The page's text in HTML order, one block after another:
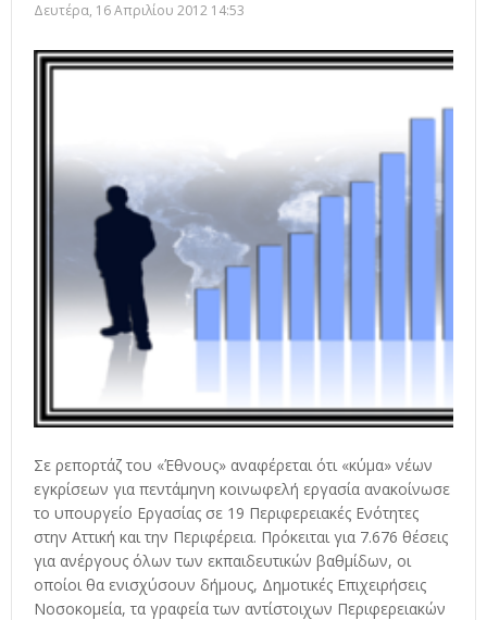
Δευτέρα, 16 Απριλίου 2012 14:53
Σε ρεπορτάζ του «Έθνους» αναφέρεται ότι «κύμα» νέων
εγκρίσεων για πεντάμηνη κοινωφελή εργασία ανακοίνωσε
το υπουργείο Εργασίας σε 19 Περιφερειακές Ενότητες
στην Αττική και την Περιφέρεια. Πρόκειται για 7.676 θέσεις
για ανέργους όλων των εκπαιδευτικών βαθμίδων, οι
οποίοι θα ενισχύσουν δήμους, Δημοτικές Επιχειρήσεις
Νοσοκομεία, τα γραφεία των αντίστοιχων Περιφερειακών